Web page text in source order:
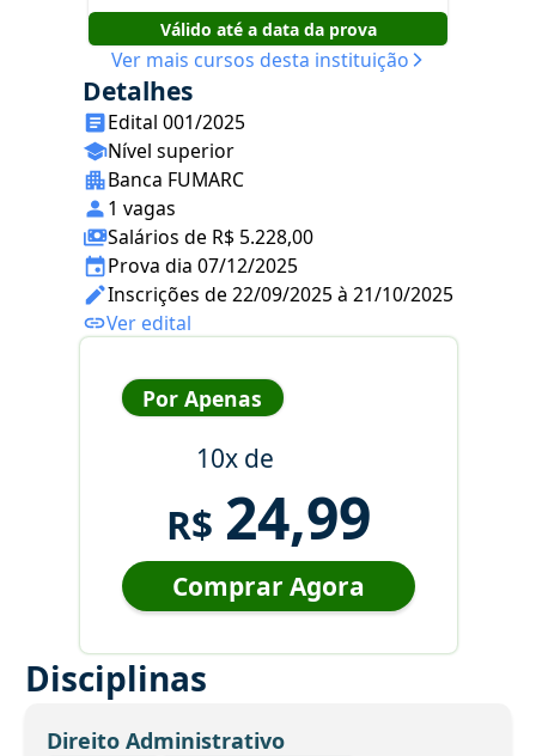
Válido até a data da prova
Ver mais cursos desta instituição
Detalhes
Edital 001/2025
Nível superior
Banca FUMARC
1 vagas
Salários de R$ 5.228,00
Prova dia 07/12/2025
Inscrições de 22/09/2025 à 21/10/2025
Ver edital
Por Apenas
10x de
R$ 24,99
Comprar Agora
Disciplinas
Direito Administrativo